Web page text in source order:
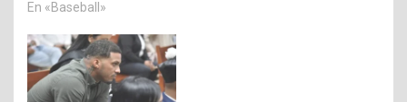
En «Baseball»